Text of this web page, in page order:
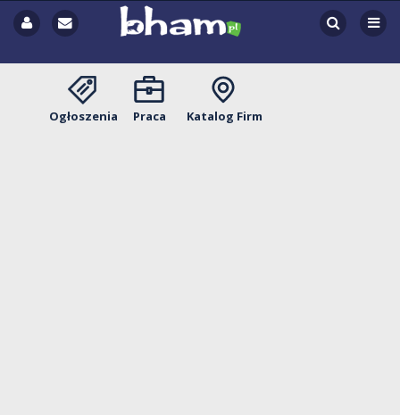
Ogłoszenia Praca Katalog Firm